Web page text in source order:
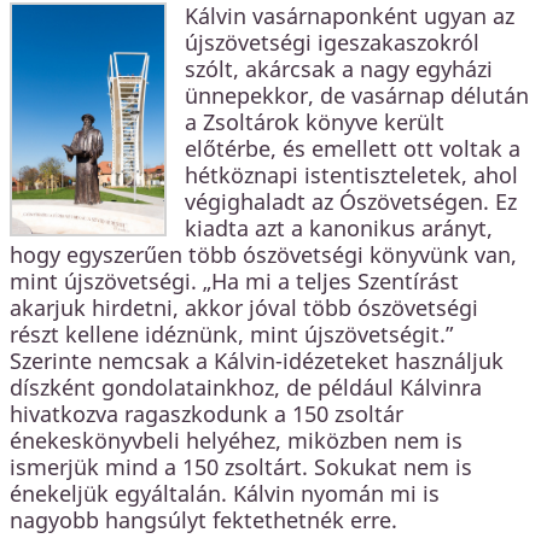
Kálvin vasárnaponként ugyan az
újszövetségi igeszakaszokról
szólt, akárcsak a nagy egyházi
ünnepekkor, de vasárnap délután
a Zsoltárok könyve került
előtérbe, és emellett ott voltak a
hétköznapi istentiszteletek, ahol
végighaladt az Ószövetségen. Ez
kiadta azt a kanonikus arányt,
hogy egyszerűen több ószövetségi könyvünk van,
mint újszövetségi. „Ha mi a teljes Szentírást
akarjuk hirdetni, akkor jóval több ószövetségi
részt kellene idéznünk, mint újszövetségit.”
Szerinte nemcsak a Kálvin-idézeteket használjuk
díszként gondolatainkhoz, de például Kálvinra
hivatkozva ragaszkodunk a 150 zsoltár
énekeskönyvbeli helyéhez, miközben nem is
ismerjük mind a 150 zsoltárt. Sokukat nem is
énekeljük egyáltalán. Kálvin nyomán mi is
nagyobb hangsúlyt fektethetnék erre.